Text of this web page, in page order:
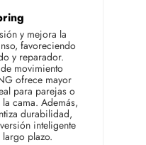
y mejora la
favoreciendo
y reparador.
movimiento
ofrece mayor
para parejas o
cama. Además,
durabilidad,
inteligente
plazo.